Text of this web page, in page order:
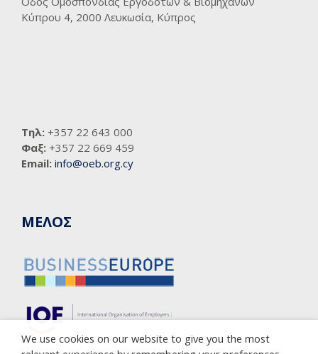
Κύπρου 4, 2000 Λευκωσία, Κύπρος
Τηλ: +357 22 643 000
Φαξ: +357 22 669 459
Email: info@oeb.org.cy
ΜΕΛΟΣ
We use cookies on our website to give you the most